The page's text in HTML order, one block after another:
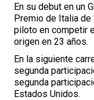
En su debut en un
Premio de Italia
piloto en competir
origen en 23 años.
En la siguiente
segunda
segunda
Estados Unidos.